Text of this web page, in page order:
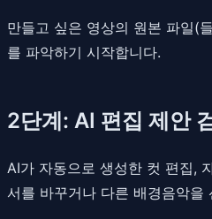
만들고 싶은 영상의 원본 파일(
를 파악하기 시작합니다.
2단계: AI 편집 제안
AI가 자동으로 생성한 컷 편집,
서를 바꾸거나 다른 배경음악을